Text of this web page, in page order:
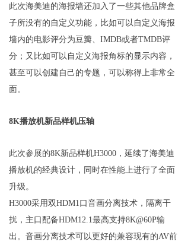
此次海美迪的海报墙还加入了一些其他品牌盒
子所没有的自定义功能，比如可以自定义海报
墙内的电影评分为豆瓣、IMDB或者TMDB评
分；又比如可以自定义海报角标的显示内容，
甚至可以创建自己的专题，可以称得上非常全
面。
8K播放机新品样机压轴
此次参展的8K新品样机H3000 ，延续了海美迪
播放机的经典设计，同时在性能上进行了全面
升级。
H3000采用双HDM1口音画分离技术 ， 隔离干
扰，主口配备HDM12.1最高支持8K@60P输
出。音画分离技术可以更好的兼容现有的AV前